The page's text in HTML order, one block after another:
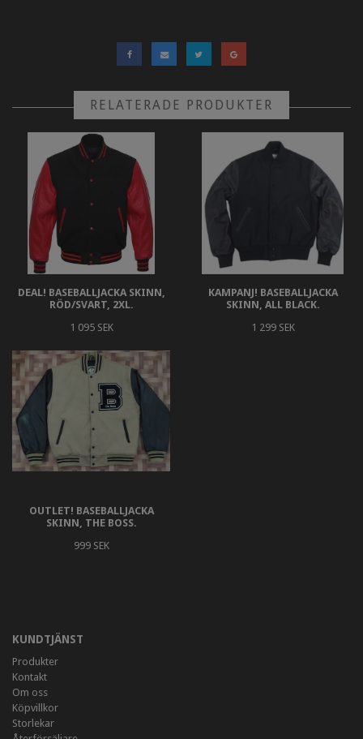
RELATERADE PRODUKTER
DEAL! BASEBALLJACKA SKINN,
RÖD/SVART, 2XL.
1 095 SEK
KAMPANJ! BASEBALLJACKA
SKINN, ALL BLACK.
1 299 SEK
OUTLET! BASEBALLJACKA
SKINN, THE BOSS.
999 SEK
KUNDTJÄNST
Produkter
Kontakt
Om oss
Köpvillkor
Storlekar